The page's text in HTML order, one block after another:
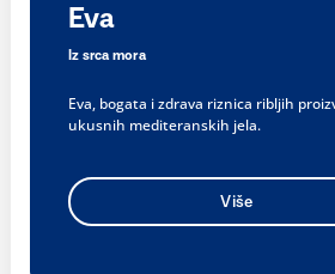
Eva
Iz srca mora
Eva, bogata i zdrava riznica ribljih
ukusnih mediteranskih jela.
Više